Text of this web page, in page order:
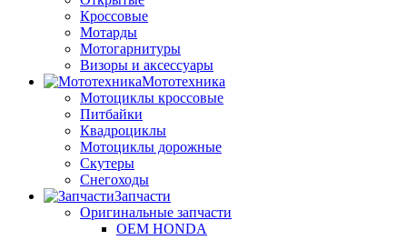
Кроссовые
Мотарды
Мотогарнитуры
Визоры и аксессуары
Мототехника
Мотоциклы кроссовые
Питбайки
Квадроциклы
Мотоциклы дорожные
Скутеры
Снегоходы
Запчасти
Оригинальные запчасти
OEM HONDA